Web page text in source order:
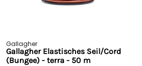
Gallagher
Gallagher Elastisches Seil/Cord
(Bungee) - terra - 50 m